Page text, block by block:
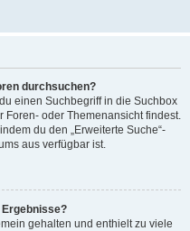
durchsuchen?
einen Suchbegriff in die Suchbox
Foren- oder Themenansicht findest.
du den „Erweiterte Suche“-
aus verfügbar ist.
gehalten und enthielt zu viele